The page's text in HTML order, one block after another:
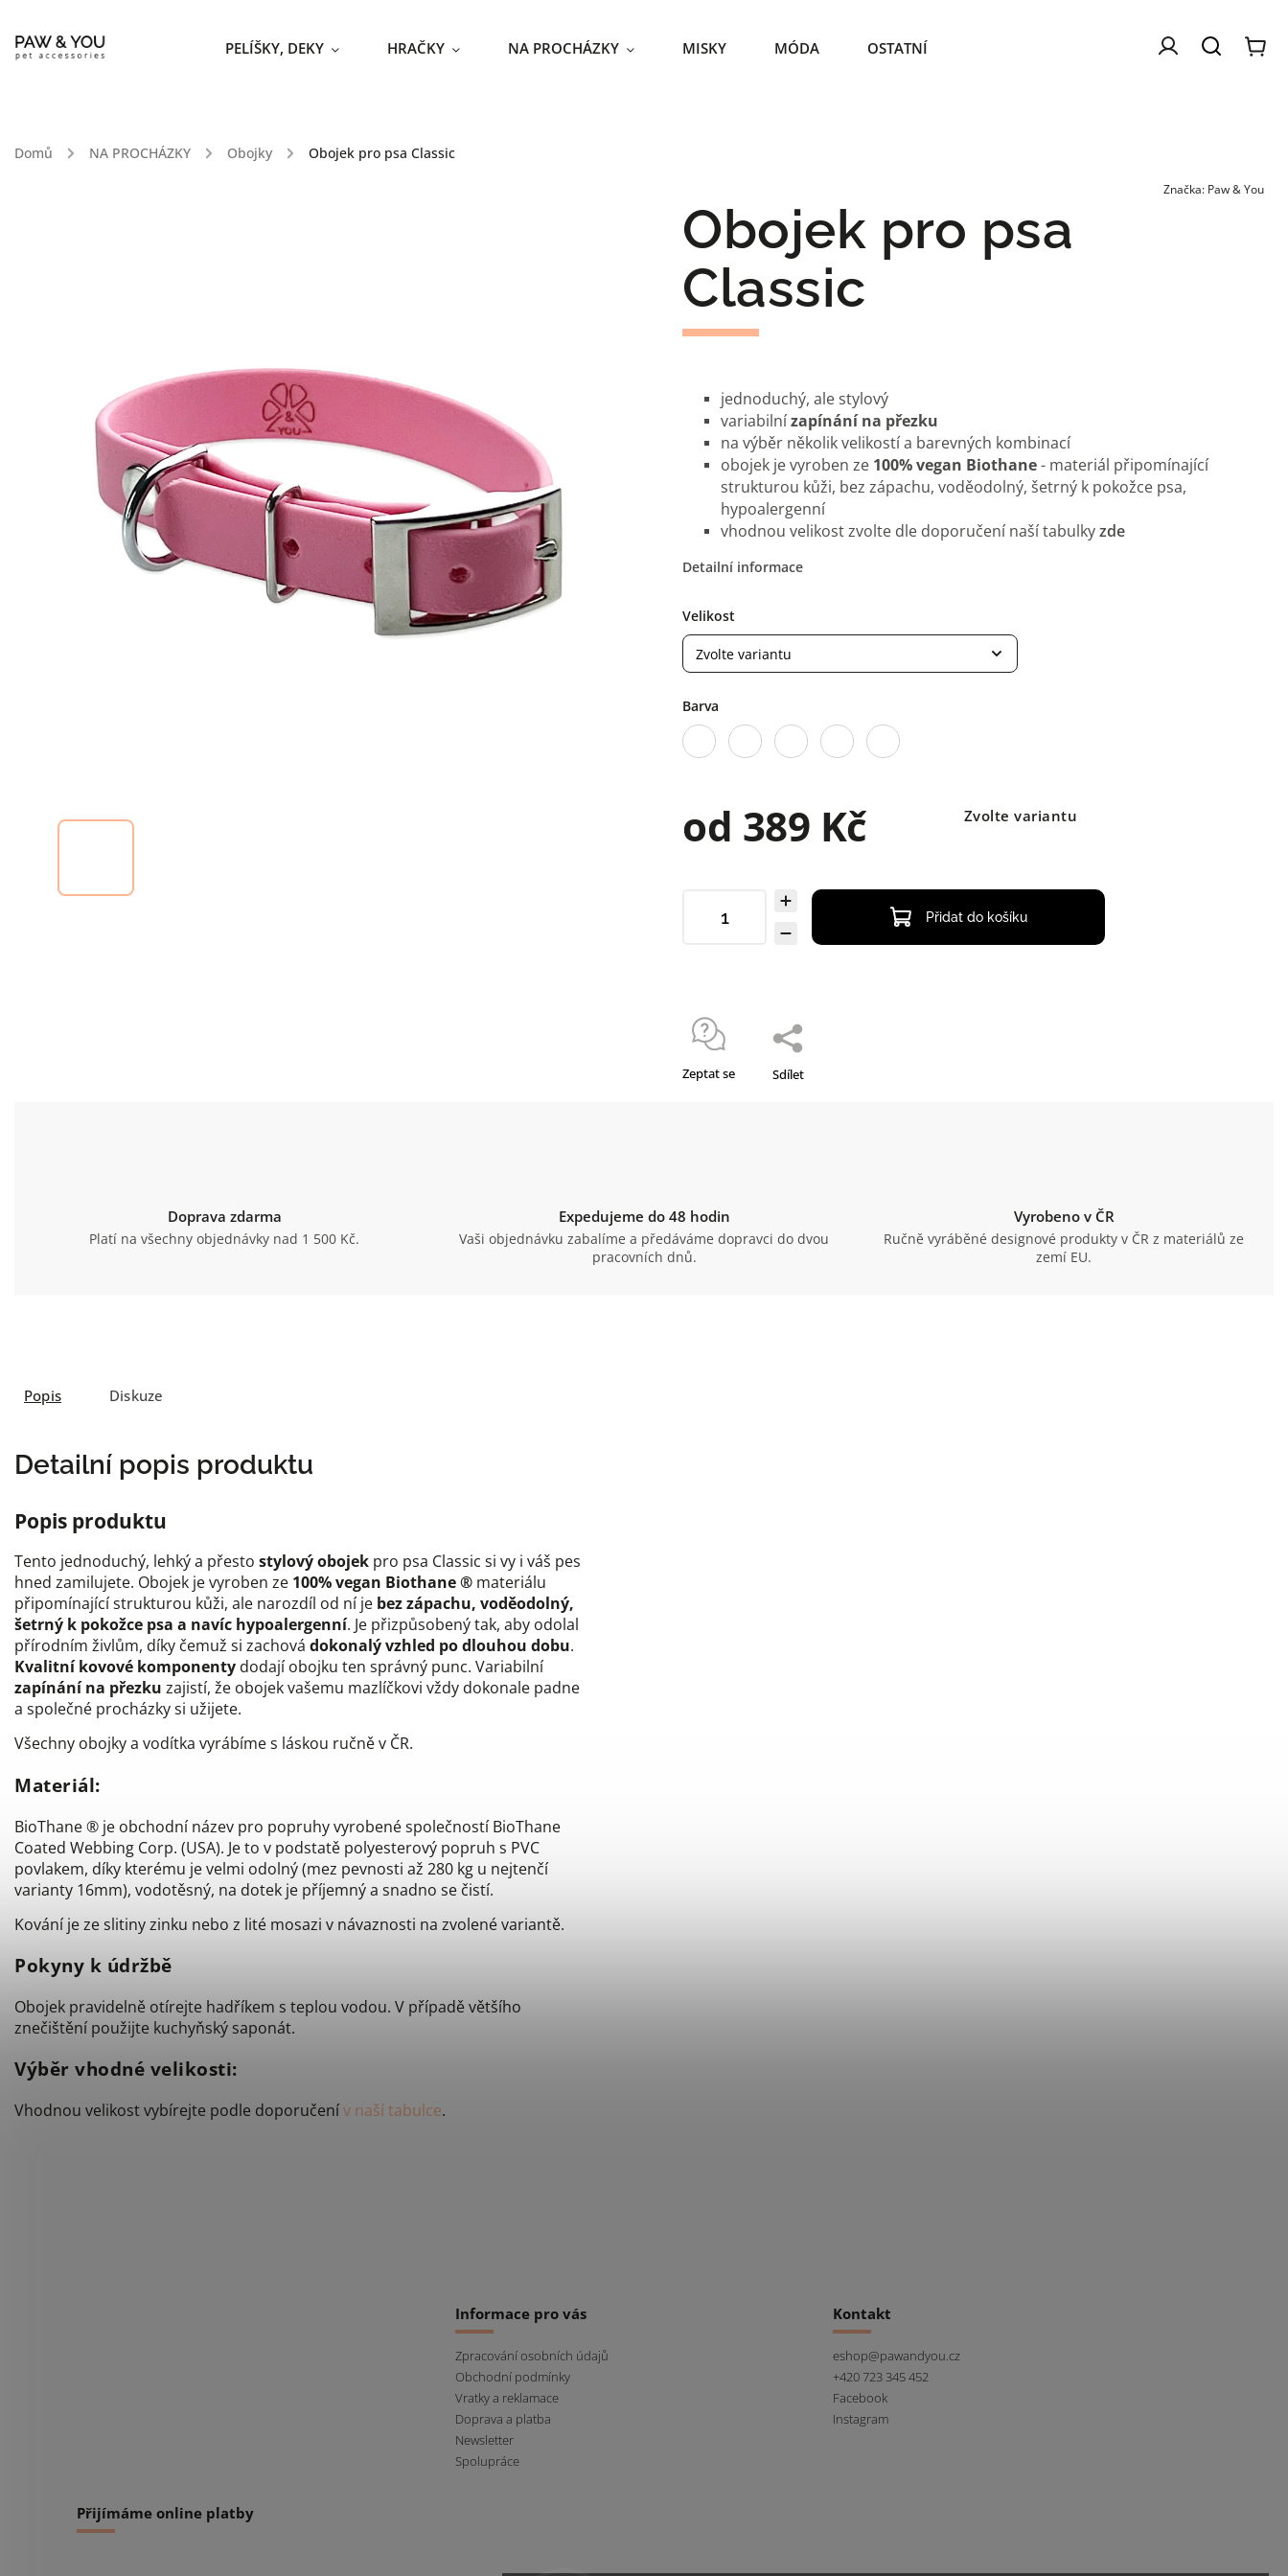
PELÍŠKY, DEKY HRAČKY NA PROCHÁZKY MISKY MÓDA OSTATNÍ NÁŠ PŘÍBĚH BLOG
Domů / NA PROCHÁZKY / Obojky / Obojek pro psa Classic
Obojek pro psa
Classic
jednoduchý, ale stylový
variabilnízapínání na přezku
na výběr několik velikostí a barevných kombinací
obojek je vyroben ze 100% vegan Biothane- materiál připomínající
strukturou kůži, bez zápachu, voděodolný, šetrný k pokožce psa,
hypoalergenní
vhodnou velikost zvolte dle doporučení naší tabulkyzde
Detailní informace
Značka: Paw & You
Velikost
Barva
od 389 Kč Zvolte variantu
Přidat do košíku
Zeptat se Sdílet
Doprava zdarma
Platí na všechny objednávky nad 1 500 Kč.
Expedujeme do 48 hodin
Vaši objednávku zabalíme a předáváme dopravci do dvou
pracovních dnů.
Vyrobeno v ČR
Ručně vyráběné designové produkty v ČR z materiálů ze
zemí EU.
Popis Diskuze
Detailní popis produktu
Popis produktu
Tento jednoduchý, lehký a přesto stylový obojek pro psa Classic si vy i váš pes
hned zamilujete. Obojek je vyroben ze 100% vegan Biothane ® materiálu
připomínající strukturou kůži, ale narozdíl od ní je bez zápachu, voděodolný,
šetrný k pokožce psa a navíc hypoalergenní. Je přizpůsobený tak, aby odolal
přírodním živlům, díky čemuž si zachová dokonalý vzhled po dlouhou dobu.
Kvalitní kovové komponenty dodají obojku ten správný punc. Variabilní
zapínání na přezku zajistí, že obojek vašemu mazlíčkovi vždy dokonale padne
a společné procházky si užijete.
Všechny obojky a vodítka vyrábíme s láskou ručně v ČR.
Materiál:
BioThane ® je obchodní název pro popruhy vyrobené společností BioThane
Coated Webbing Corp. (USA). Je to v podstatě polyesterový popruh s PVC
povlakem, díky kterému je velmi odolný (mez pevnosti až 280 kg u nejtenčí
varianty 16mm), vodotěsný, na dotek je příjemný a snadno se čistí.
Kování je ze slitiny zinku nebo z lité mosazi v návaznosti na zvolené variantě.
Pokyny k údržbě
Obojek pravidelně otírejte hadříkem s teplou vodou. V případě většího
znečištění použijte kuchyňský saponát.
Výběr vhodné velikosti:
Vhodnou velikost vybírejte podle doporučenív naší tabulce.
Informace pro vás
Zpracování osobních údajů
Obchodní podmínky
Vratky a reklamace
Doprava a platba
Newsletter
Spolupráce
Kontakt
eshop@pawandyou.cz
+420 723 345 452
Facebook
Instagram
Přijímáme online platby